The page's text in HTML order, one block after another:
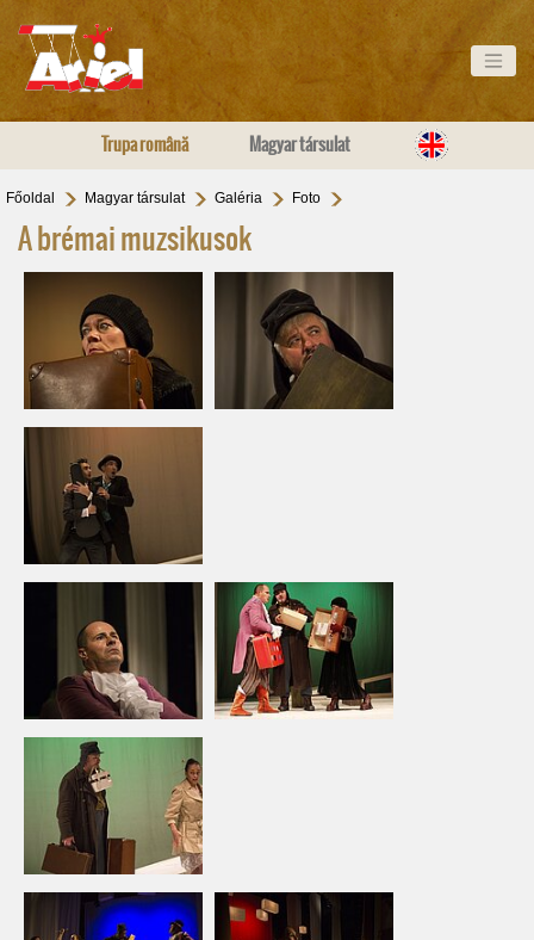
Trupa română Magyar társulat
Főoldal Magyar társulat Galéria Foto
A brémai muzsikusok